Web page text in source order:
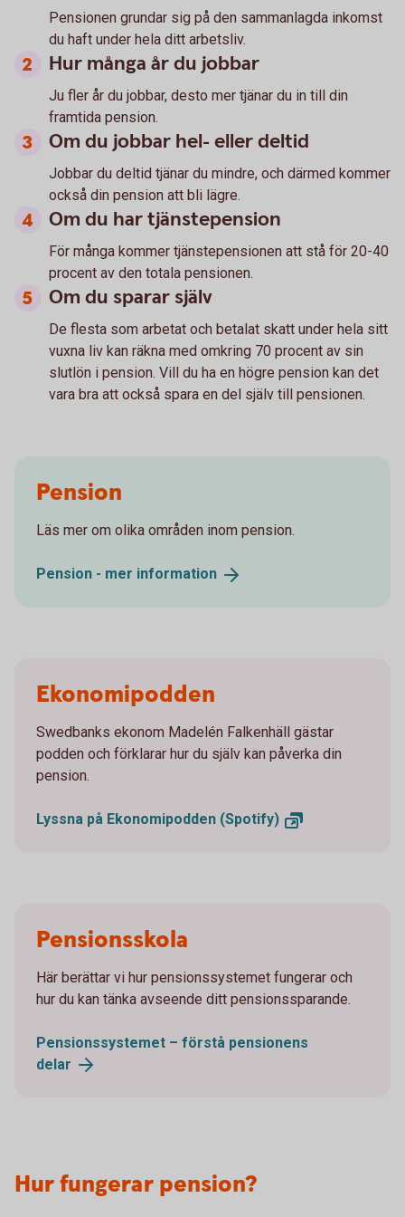
Pensionen grundar sig på den sammanlagda inkomst
du haft under hela ditt arbetsliv.
Hur många år du jobbar
Ju fler år du jobbar, desto mer tjänar du in till din
framtida pension.
Om du jobbar hel- eller deltid
Jobbar du deltid tjänar du mindre, och därmed kommer
också din pension att bli lägre.
Om du har tjänstepension
För många kommer tjänstepensionen att stå för 20-40
procent av den totala pensionen.
Om du sparar själv
De flesta som arbetat och betalat skatt under hela sitt
vuxna liv kan räkna med omkring 70 procent av sin
slutlön i pension. Vill du ha en högre pension kan det
vara bra att också spara en del själv till pensionen.
Pension
Läs mer om olika områden inom pension.
Pension - mer information
Ekonomipodden
Swedbanks ekonom Madelén Falkenhäll gästar
podden och förklarar hur du själv kan påverka din
pension.
Lyssna på Ekonomipodden (Spotify)
Pensionsskola
Här berättar vi hur pensionssystemet fungerar och
hur du kan tänka avseende ditt pensionssparande.
Pensionssystemet – förstå pensionens
delar
Hur fungerar pension?